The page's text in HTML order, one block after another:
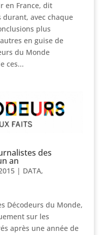
en France, dit
durant, avec chaque
plus
en guise de
du Monde
ces...
des
an
| DATA,
Décodeurs du Monde,
sur les
après une année de